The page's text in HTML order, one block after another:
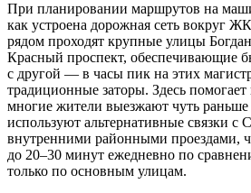
При планировании маршрутов на
как устроена дорожная сеть вокруг
рядом проходят крупные улицы
Красный проспект, обеспечивающие
с другой — в часы пик на этих
традиционные заторы. Здесь помогает
многие жители выезжают чуть
используют альтернативные связки с
внутренними районными проездами,
до 20–30 минут ежедневно по
только по основным улицам.